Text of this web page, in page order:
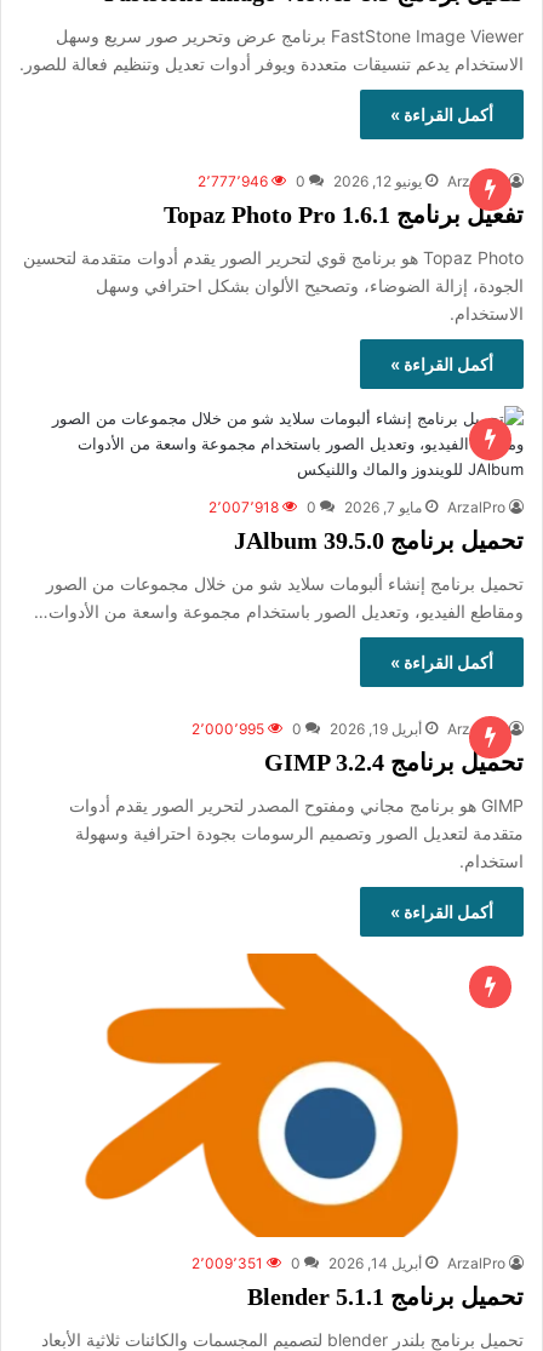
FastStone Image Viewer برنامج عرض وتحرير صور سريع وسهل
الاستخدام يدعم تنسيقات متعددة ويوفر أدوات تعديل وتنظيم فعالة للصور.
أكمل القراءة »
ArzalPro يونيو 12, 2026 0 2٬777٬946
تفعيل برنامج Topaz Photo Pro 1.6.1
Topaz Photo هو برنامج قوي لتحرير الصور يقدم أدوات متقدمة لتحسين
الجودة، إزالة الضوضاء، وتصحيح الألوان بشكل احترافي وسهل
الاستخدام.
أكمل القراءة »
ArzalPro مايو 7, 2026 0 2٬007٬918
تحميل برنامج JAlbum 39.5.0
تحميل برنامج إنشاء ألبومات سلايد شو من خلال مجموعات من الصور
ومقاطع الفيديو، وتعديل الصور باستخدام مجموعة واسعة من الأدوات…
أكمل القراءة »
ArzalPro أبريل 19, 2026 0 2٬000٬995
تحميل برنامج GIMP 3.2.4
GIMP هو برنامج مجاني ومفتوح المصدر لتحرير الصور يقدم أدوات
متقدمة لتعديل الصور وتصميم الرسومات بجودة احترافية وسهولة
استخدام.
أكمل القراءة »
ArzalPro أبريل 14, 2026 0 2٬009٬351
تحميل برنامج Blender 5.1.1
تحميل برنامج بلندر blender لتصميم المجسمات والكائنات ثلاثية الأبعاد